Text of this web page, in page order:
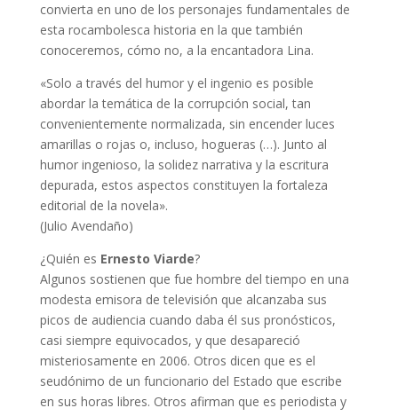
convierta en uno de los personajes fundamentales de
esta rocambolesca historia en la que también
conoceremos, cómo no, a la encantadora Lina.
«Solo a través del humor y el ingenio es posible
abordar la temática de la corrupción social, tan
convenientemente normalizada, sin encender luces
amarillas o rojas o, incluso, hogueras (…). Junto al
humor ingenioso, la solidez narrativa y la escritura
depurada, estos aspectos constituyen la fortaleza
editorial de la novela».
(Julio Avendaño)
¿Quién es Ernesto Viarde?
Algunos sostienen que fue hombre del tiempo en una
modesta emisora de televisión que alcanzaba sus
picos de audiencia cuando daba él sus pronósticos,
casi siempre equivocados, y que desapareció
misteriosamente en 2006. Otros dicen que es el
seudónimo de un funcionario del Estado que escribe
en sus horas libres. Otros afirman que es periodista y